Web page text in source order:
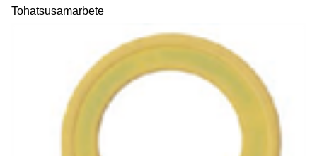
Tohatsusamarbete